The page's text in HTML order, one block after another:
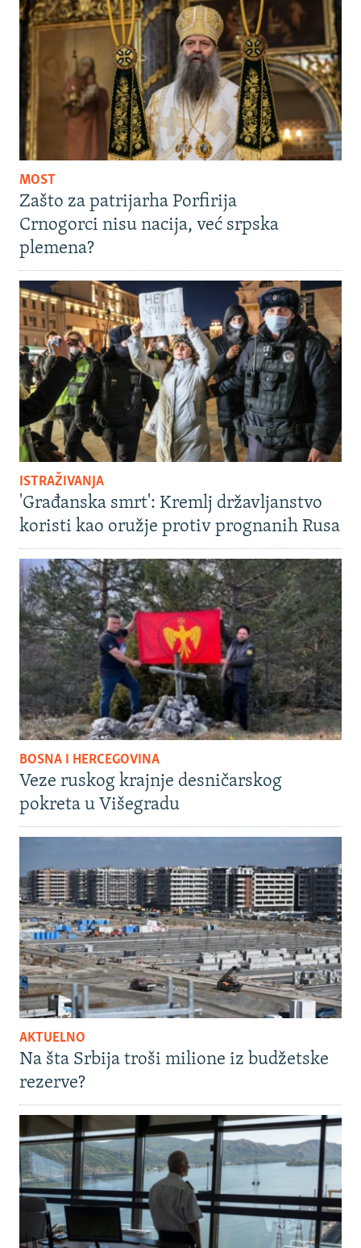
MOST
Zašto za patrijarha Porfirija
Crnogorci nisu nacija, već srpska
plemena?
ISTRAŽIVANJA
'Građanska smrt': Kremlj državljanstvo
koristi kao oružje protiv prognanih Rusa
BOSNA I HERCEGOVINA
Veze ruskog krajnje desničarskog
pokreta u Višegradu
AKTUELNO
Na šta Srbija troši milione iz budžetske
rezerve?